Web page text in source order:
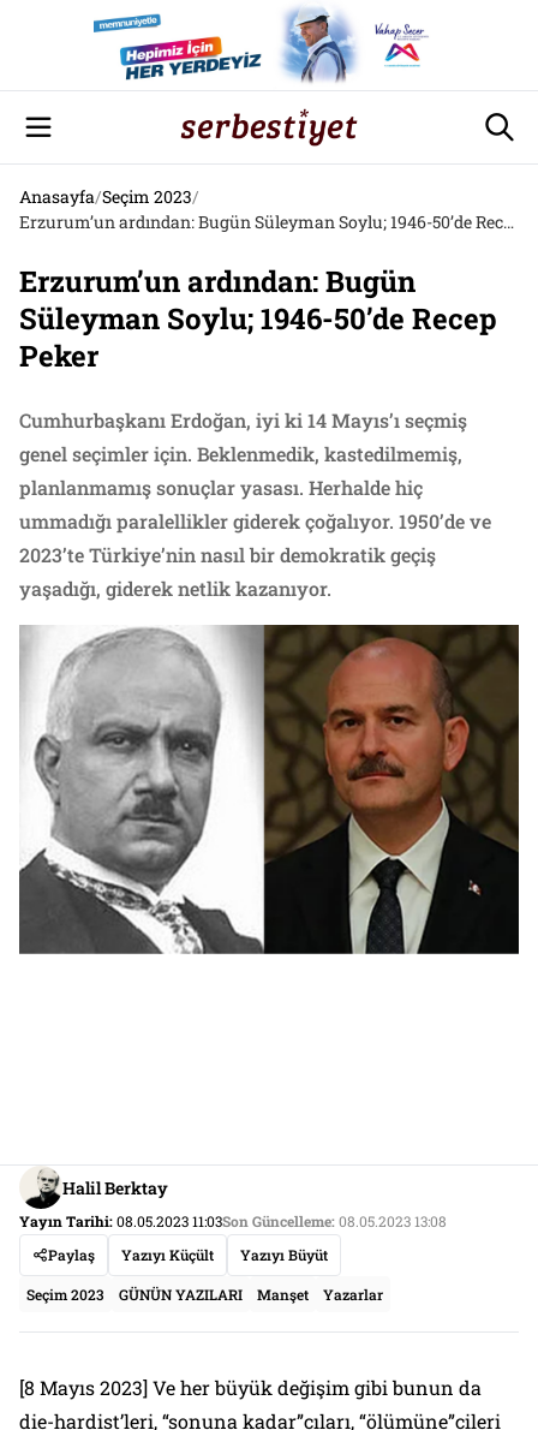
Anasayfa/Seçim 2023/
Erzurum’un ardından: Bugün Süleyman Soylu; 1946-50’de Recep Peker
Erzurum’un ardından: Bugün
Süleyman Soylu; 1946-50’de Recep
Peker
Cumhurbaşkanı Erdoğan, iyi ki 14 Mayıs’ı seçmiş
genel seçimler için. Beklenmedik, kastedilmemiş,
planlanmamış sonuçlar yasası. Herhalde hiç
ummadığı paralellikler giderek çoğalıyor. 1950’de ve
2023’te Türkiye’nin nasıl bir demokratik geçiş
yaşadığı, giderek netlik kazanıyor.
Halil Berktay
Yayın Tarihi:08.05.2023 11:03Son Güncelleme:08.05.2023 13:08
Paylaş
Yazıyı Küçült Yazıyı Büyüt
Seçim 2023 GÜNÜN YAZILARI Manşet Yazarlar
[8 Mayıs 2023] Ve her büyük değişim gibi bunun da
die-hardist’leri, “sonuna kadar”cıları, “ölümüne”cileri